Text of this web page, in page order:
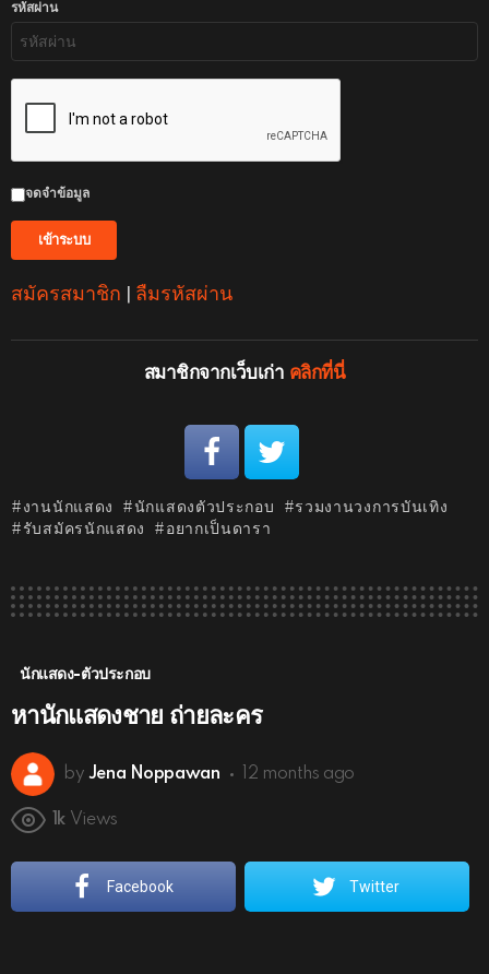
รหัสผ่าน
จดจำข้อมูล
สมัครสมาชิก | ลืมรหัสผ่าน
สมาชิกจากเว็บเก่า คลิกที่นี่
งานนักแสดง นักแสดงตัวประกอบ
รวมงานวงการบันเทิง
รับสมัครนักแสดง
อยากเป็นดารา
นักแสดง-ตัวประกอบ
หานักแสดงชาย ถ่ายละคร
by Jena Noppawan 12 months ago
1k Views
Facebook Twitter